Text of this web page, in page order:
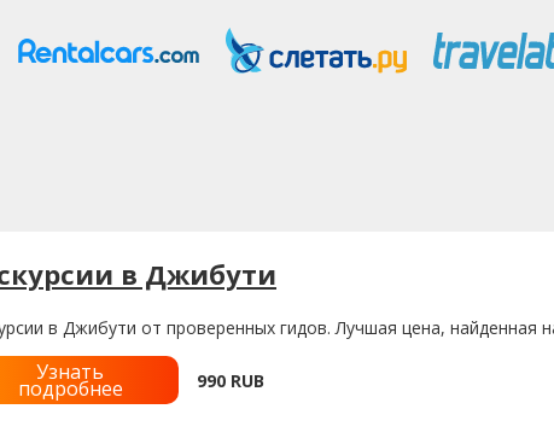
в Джибути
в Джибути от проверенных гидов. Лучшая цена, найденная
Узнать
подробнее 990 RUB